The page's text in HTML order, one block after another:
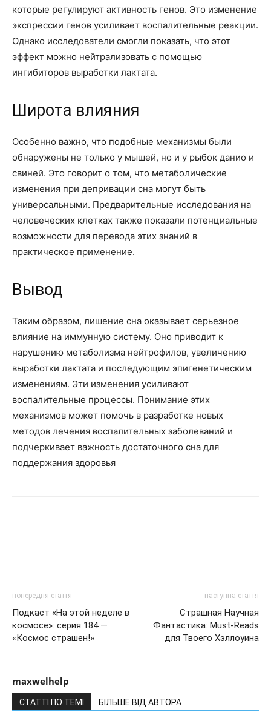
которые регулируют активность генов. Это изменение
экспрессии генов усиливает воспалительные реакции.
Однако исследователи смогли показать, что этот
эффект можно нейтрализовать с помощью
ингибиторов выработки лактата.
Широта влияния
Особенно важно, что подобные механизмы были
обнаружены не только у мышей, но и у рыбок данио и
свиней. Это говорит о том, что метаболические
изменения при депривации сна могут быть
универсальными. Предварительные исследования на
человеческих клетках также показали потенциальные
возможности для перевода этих знаний в
практическое применение.
Вывод
Таким образом, лишение сна оказывает серьезное
влияние на иммунную систему. Оно приводит к
нарушению метаболизма нейтрофилов, увеличению
выработки лактата и последующим эпигенетическим
изменениям. Эти изменения усиливают
воспалительные процессы. Понимание этих
механизмов может помочь в разработке новых
методов лечения воспалительных заболеваний и
подчеркивает важность достаточного сна для
поддержания здоровья
попередня стаття
Подкаст «На этой неделе в
космосе»: серия 184 —
«Космос страшен!»
наступна стаття
Страшная Научная
Фантастика: Must-Reads
для Твоего Хэллоуина
maxwelhelp
СТАТТІ ПО ТЕМІ БІЛЬШЕ ВІД АВТОРА